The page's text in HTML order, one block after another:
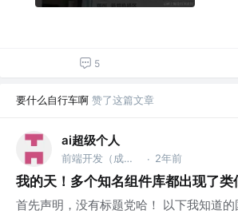
5
要什么自行车啊 赞了这篇文章
ai超级个人
前端开发（成都） @前端技术专家 · 2年前
我的天！多个知名组件库都出现了类
首先声明，没有标题党哈！ 以下我知道